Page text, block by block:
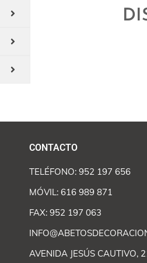
CONTACTO
TELÉFONO: 952 197 656
MÓVIL: 616 989 871
FAX: 952 197 063
AVENIDA JESÚS CAUTIVO,